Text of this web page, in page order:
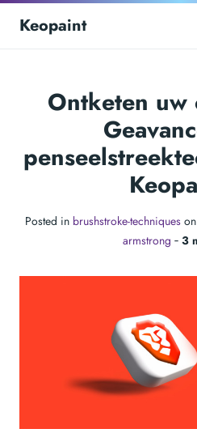
Keopaint
Ontketen uw
Posted in brushstroke-techniqueson
armstrong ‐ 3